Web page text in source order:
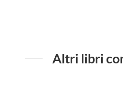
Altri libri